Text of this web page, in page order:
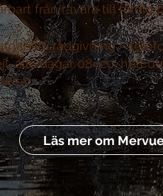
från råvara till färdig
rådgivning –
alla dagar 08–20, helt
Läs mer om